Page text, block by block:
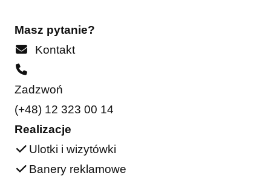
Masz pytanie?
Kontakt
Zadzwoń
(+48) 12 323 00 14
Realizacje
Ulotki i wizytówki
Banery reklamowe